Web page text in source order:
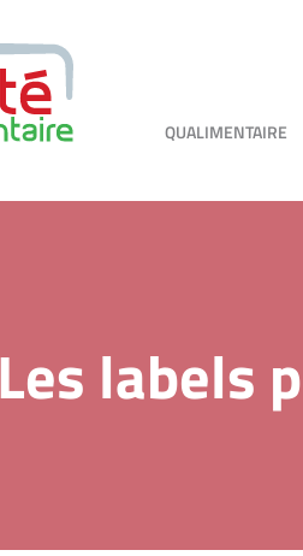
QUALIMENTAIRE
labels